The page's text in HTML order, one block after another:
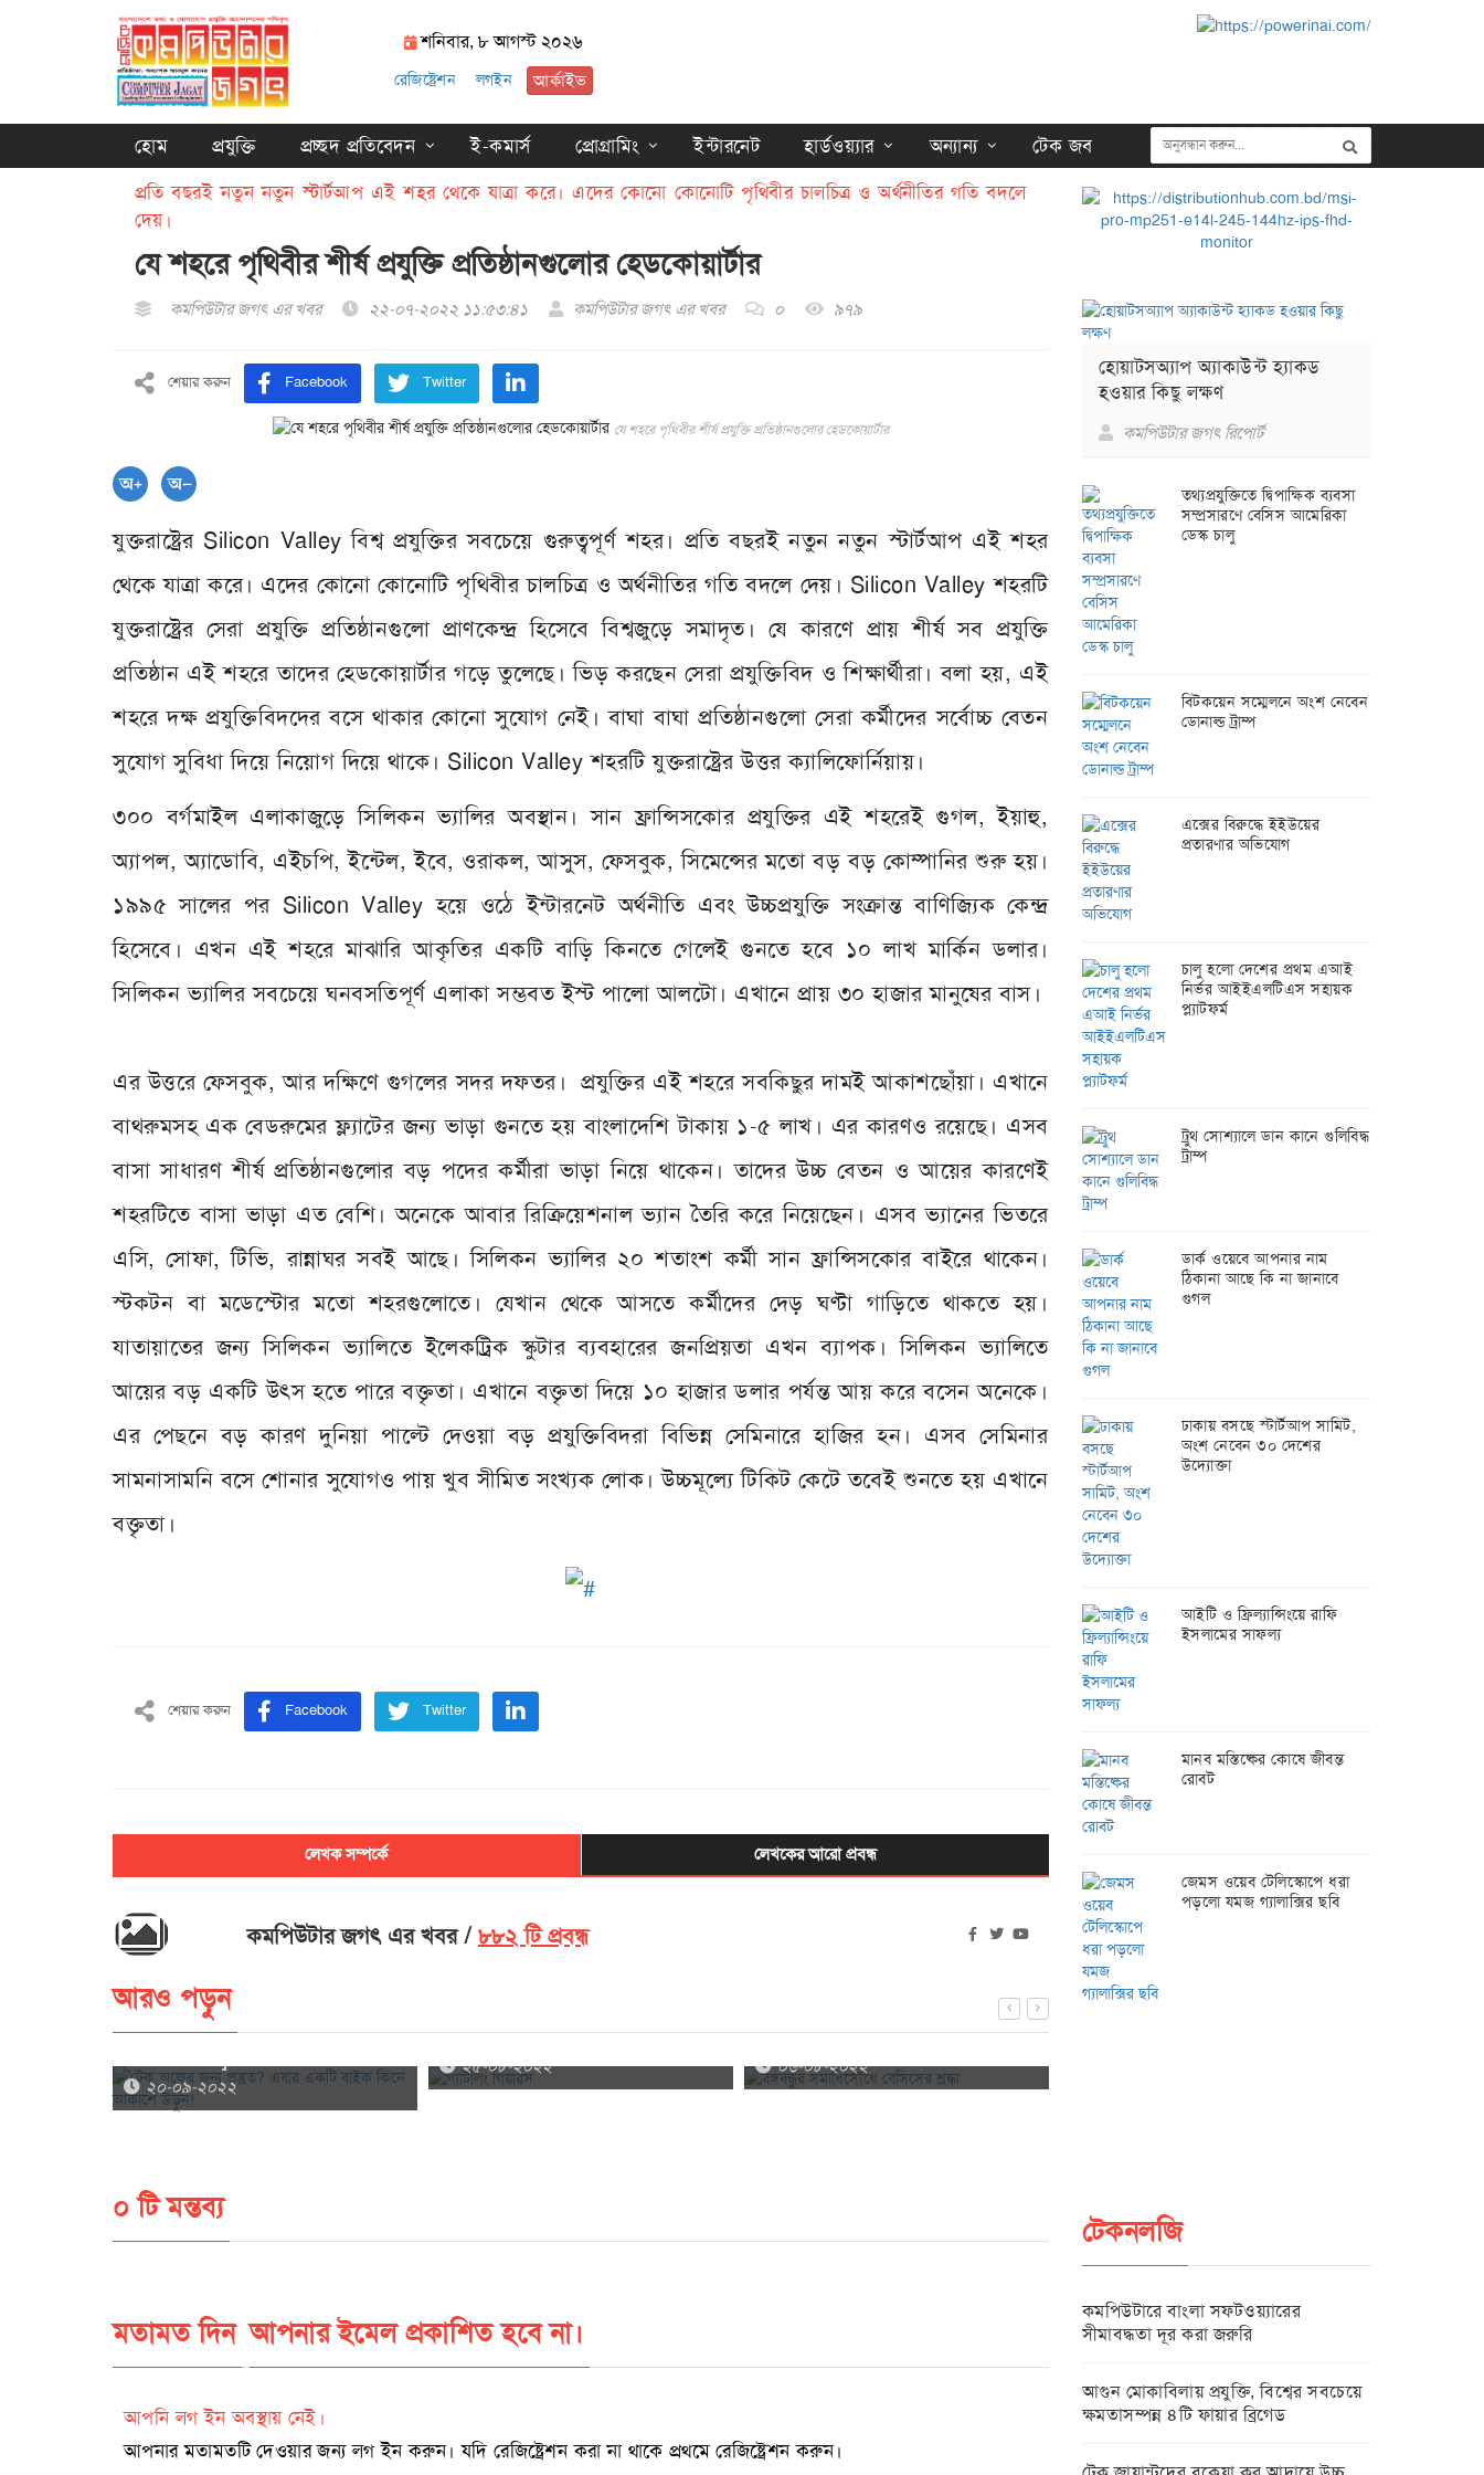
শনিবার, ৮ আগস্ট ২০২৬
রেজিষ্ট্রেশন লগইন আর্কাইভ
হোম প্রযুক্তি প্রচ্ছদ প্রতিবেদন ই-কমার্স প্রোগ্রামিং ইন্টারনেট হার্ডওয়্যার অন্যান্য
টেক জব
প্রতি বছরই নতুন নতুন স্টার্টআপ এই শহর থেকে যাত্রা করে। এদের কোনো কোনোটি পৃথিবীর চালচিত্র ও অর্থনীতির গতি বদলে
দেয়।
যে শহরে পৃথিবীর শীর্ষ প্রযুক্তি প্রতিষ্ঠানগুলোর হেডকোয়ার্টার
কমপিউটার জগৎ এর খবর ২২-০৭-২০২২ ১১:৫৩:৪১ কমপিউটার জগৎ এর খবর ০ ৯৭৯
শেয়ার করুন Facebook Twitter
যে শহরে পৃথিবীর শীর্ষ প্রযুক্তি প্রতিষ্ঠানগুলোর হেডকোয়ার্টার
যুক্তরাষ্ট্রের Silicon Valley বিশ্ব প্রযুক্তির সবচেয়ে গুরুত্বপূর্ণ শহর। প্রতি বছরই নতুন নতুন স্টার্টআপ এই শহর
থেকে যাত্রা করে। এদের কোনো কোনোটি পৃথিবীর চালচিত্র ও অর্থনীতির গতি বদলে দেয়। Silicon Valley শহরটি
যুক্তরাষ্ট্রের সেরা প্রযুক্তি প্রতিষ্ঠানগুলো প্রাণকেন্দ্র হিসেবে বিশ্বজুড়ে সমাদৃত। যে কারণে প্রায় শীর্ষ সব প্রযুক্তি
প্রতিষ্ঠান এই শহরে তাদের হেডকোয়ার্টার গড়ে তুলেছে। ভিড় করছেন সেরা প্রযুক্তিবিদ ও শিক্ষার্থীরা। বলা হয়, এই
শহরে দক্ষ প্রযুক্তিবিদদের বসে থাকার কোনো সুযোগ নেই। বাঘা বাঘা প্রতিষ্ঠানগুলো সেরা কর্মীদের সর্বোচ্চ বেতন
সুযোগ সুবিধা দিয়ে নিয়োগ দিয়ে থাকে। Silicon Valley শহরটি যুক্তরাষ্ট্রের উত্তর ক্যালিফোর্নিয়ায়।
৩০০ বর্গমাইল এলাকাজুড়ে সিলিকন ভ্যালির অবস্থান। সান ফ্রান্সিসকোর প্রযুক্তির এই শহরেই গুগল, ইয়াহু,
অ্যাপল, অ্যাডোবি, এইচপি, ইন্টেল, ইবে, ওরাকল, আসুস, ফেসবুক, সিমেন্সের মতো বড় বড় কোম্পানির শুরু হয়।
১৯৯৫ সালের পর Silicon Valley হয়ে ওঠে ইন্টারনেট অর্থনীতি এবং উচ্চপ্রযুক্তি সংক্রান্ত বাণিজ্যিক কেন্দ্র
হিসেবে। এখন এই শহরে মাঝারি আকৃতির একটি বাড়ি কিনতে গেলেই গুনতে হবে ১০ লাখ মার্কিন ডলার।
সিলিকন ভ্যালির সবচেয়ে ঘনবসতিপূর্ণ এলাকা সম্ভবত ইস্ট পালো আলটো। এখানে প্রায় ৩০ হাজার মানুষের বাস।
এর উত্তরে ফেসবুক, আর দক্ষিণে গুগলের সদর দফতর। প্রযুক্তির এই শহরে সবকিছুর দামই আকাশছোঁয়া। এখানে
বাথরুমসহ এক বেডরুমের ফ্ল্যাটের জন্য ভাড়া গুনতে হয় বাংলাদেশি টাকায় ১-৫ লাখ। এর কারণও রয়েছে। এসব
বাসা সাধারণ শীর্ষ প্রতিষ্ঠানগুলোর বড় পদের কর্মীরা ভাড়া নিয়ে থাকেন। তাদের উচ্চ বেতন ও আয়ের কারণেই
শহরটিতে বাসা ভাড়া এত বেশি। অনেকে আবার রিক্রিয়েশনাল ভ্যান তৈরি করে নিয়েছেন। এসব ভ্যানের ভিতরে
এসি, সোফা, টিভি, রান্নাঘর সবই আছে। সিলিকন ভ্যালির ২০ শতাংশ কর্মী সান ফ্রান্সিসকোর বাইরে থাকেন।
স্টকটন বা মডেস্টোর মতো শহরগুলোতে। যেখান থেকে আসতে কর্মীদের দেড় ঘণ্টা গাড়িতে থাকতে হয়।
যাতায়াতের জন্য সিলিকন ভ্যালিতে ইলেকট্রিক স্কুটার ব্যবহারের জনপ্রিয়তা এখন ব্যাপক। সিলিকন ভ্যালিতে
আয়ের বড় একটি উৎস হতে পারে বক্তৃতা। এখানে বক্তৃতা দিয়ে ১০ হাজার ডলার পর্যন্ত আয় করে বসেন অনেকে।
এর পেছনে বড় কারণ দুনিয়া পাল্টে দেওয়া বড় প্রযুক্তিবিদরা বিভিন্ন সেমিনারে হাজির হন। এসব সেমিনার
সামনাসামনি বসে শোনার সুযোগও পায় খুব সীমিত সংখ্যক লোক। উচ্চমূল্যে টিকিট কেটে তবেই শুনতে হয় এখানে
বক্তৃতা।
শেয়ার করুন Facebook Twitter
লেখক সম্পর্কে লেখকের আরো প্রবন্ধ
কমপিউটার জগৎ এর খবর ৮৮২ টি প্রবন্ধ
আরও পড়ুন
টেক অফের জন্য প্রস্তুত? এবার একটি বাইক
২০-০৯-২০২২
গ্যাটলিং গিয়ারস
২৫-০৮-২০২২
বঙ্গবন্ধুর সমাধিসৌধে বেসিসের শ্রদ্ধা
০৬-০৮-২০২২
০ টি মন্তব্য
মতামত দিন আপনার ইমেল প্রকাশিত হবে না।
আপনি লগ ইন অবস্থায় নেই।
আপনার মতামতটি দেওয়ার জন্য লগ ইন করুন। যদি রেজিষ্ট্রেশন করা না থাকে প্রথমে রেজিষ্ট্রেশন করুন।
হোয়াটসঅ্যাপ অ্যাকাউন্ট হ্যাকড
হওয়ার কিছু লক্ষণ
কমপিউটার জগৎ রিপোর্ট
তথ্যপ্রযুক্তিতে দ্বিপাক্ষিক ব্যবসা
সম্প্রসারণে বেসিস আমেরিকা
ডেস্ক চালু
বিটকয়েন সম্মেলনে অংশ নেবেন
ডোনাল্ড ট্রাম্প
এক্সের বিরুদ্ধে ইইউয়ের
প্রতারণার অভিযোগ
চালু হলো দেশের প্রথম এআই
নির্ভর আইইএলটিএস সহায়ক
প্ল্যাটফর্ম
ট্রুথ সোশ্যালে ডান কানে গুলিবিদ্ধ
ট্রাম্প
ডার্ক ওয়েবে আপনার নাম
ঠিকানা আছে কি না জানাবে
গুগল
ঢাকায় বসছে স্টার্টআপ সামিট,
অংশ নেবেন ৩০ দেশের
উদ্যোক্তা
আইটি ও ফ্রিল্যান্সিংয়ে রাফি
ইসলামের সাফল্য
মানব মস্তিষ্কের কোষে জীবন্ত
রোবট
জেমস ওয়েব টেলিস্কোপে ধরা
পড়লো যমজ গ্যালাক্সির ছবি
টেকনলজি
কমপিউটারে বাংলা সফটওয়্যারের
সীমাবদ্ধতা দূর করা জরুরি
আগুন মোকাবিলায় প্রযুক্তি, বিশ্বের সবচেয়ে
ক্ষমতাসম্পন্ন ৪টি ফায়ার ব্রিগেড